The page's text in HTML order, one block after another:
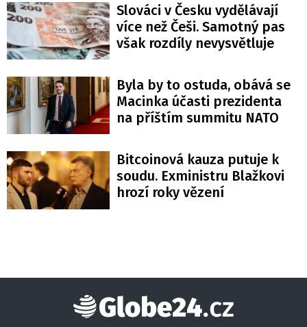
Slováci v Česku vydělávají
více než Češi. Samotný pas
však rozdíly nevysvětluje
Byla by to ostuda, obává se
Macinka účasti prezidenta
na příštím summitu NATO
Bitcoinová kauza putuje k
soudu. Exministru Blažkovi
hrozí roky vězení
Globe24